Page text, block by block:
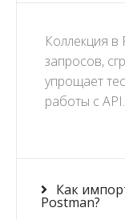
Коллекция
запросов,
упрощает
работы с API.
Как
Postman?